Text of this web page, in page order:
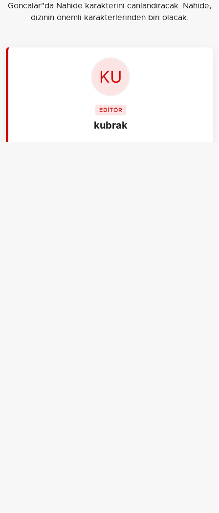
Goncalar"da Nahide karakterini canlandıracak. Nahide,
dizinin önemli karakterlerinden biri olacak.
EDİTÖR
kubrak